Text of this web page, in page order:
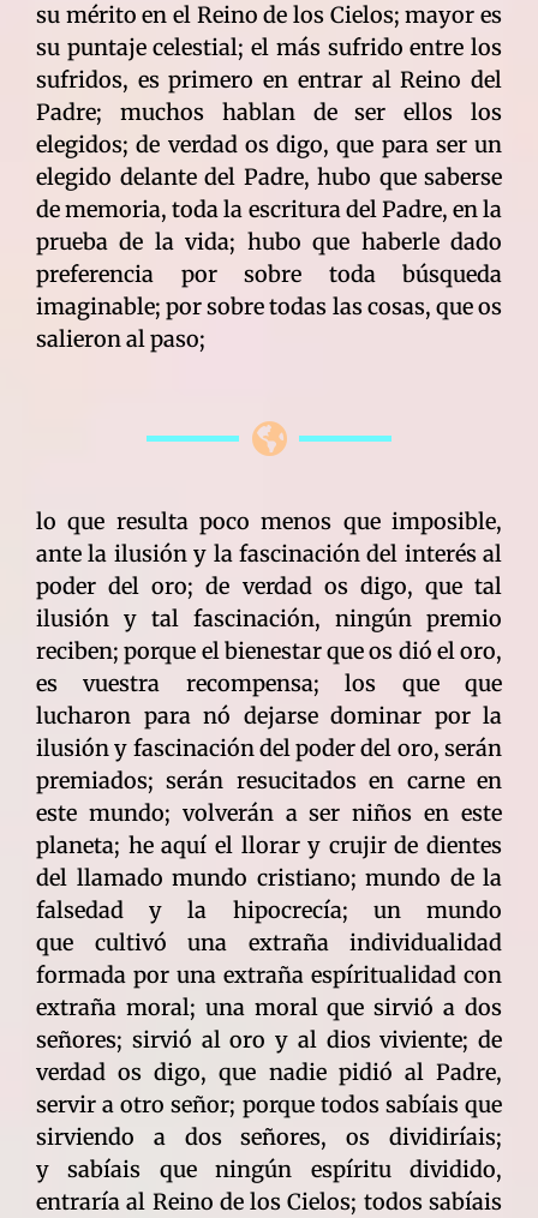
su mérito en el Reino de los Cielos; mayor es
su puntaje celestial; el más sufrido entre los
sufridos, es primero en entrar al Reino del
Padre; muchos hablan de ser ellos los
elegidos; de verdad os digo, que para ser un
elegido delante del Padre, hubo que saberse
de memoria, toda la escritura del Padre, en la
prueba de la vida; hubo que haberle dado
preferencia por sobre toda búsqueda
imaginable; por sobre todas las cosas, que os
salieron al paso;
lo que resulta poco menos que imposible,
ante la ilusión y la fascinación del interés al
poder del oro; de verdad os digo, que tal
ilusión y tal fascinación, ningún premio
reciben; porque el bienestar que os dió el oro,
es vuestra recompensa; los que que
lucharon para nó dejarse dominar por la
ilusión y fascinación del poder del oro, serán
premiados; serán resucitados en carne en
este mundo; volverán a ser niños en este
planeta; he aquí el llorar y crujir de dientes
del llamado mundo cristiano; mundo de la
falsedad y la hipocrecía; un mundo
que cultivó una extraña individualidad
formada por una extraña espíritualidad con
extraña moral; una moral que sirvió a dos
señores; sirvió al oro y al dios viviente; de
verdad os digo, que nadie pidió al Padre,
servir a otro señor; porque todos sabíais que
sirviendo a dos señores, os dividiríais;
y sabíais que ningún espíritu dividido,
entraría al Reino de los Cielos; todos sabíais